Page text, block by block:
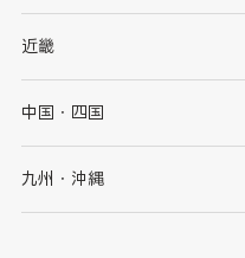
秋田県
群馬県
千葉県
神奈川県
新潟県
石川県
山梨県
近畿
大阪府
京都府
中国・四国
鳥取県
九州・沖縄